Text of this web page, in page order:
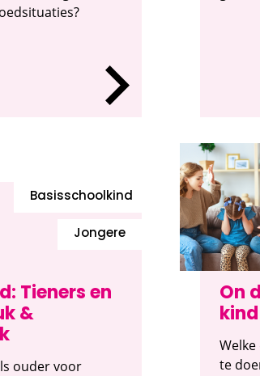
Tieners en
&
Basisschoolkind
Jongere
ouder voor
On
te